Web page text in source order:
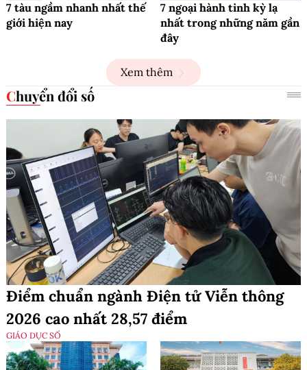
7 tàu ngầm nhanh nhất thế
giới hiện nay
7 ngoại hành tinh kỳ lạ
nhất trong những năm gần
đây
Xem thêm
Chuyển đổi số
Điểm chuẩn ngành Điện tử Viễn thông
2026 cao nhất 28,57 điểm
GIÁO DỤC SỐ